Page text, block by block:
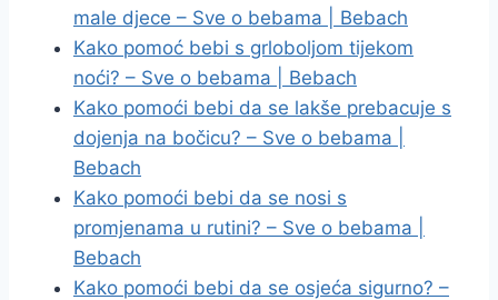
male djece – Sve o bebama | Bebach
Kako pomoć bebi s grloboljom tijekom
noći? – Sve o bebama | Bebach
Kako pomoći bebi da se lakše prebacuje s
dojenja na bočicu? – Sve o bebama |
Bebach
Kako pomoći bebi da se nosi s
promjenama u rutini? – Sve o bebama |
Bebach
Kako pomoći bebi da se osjeća sigurno? –